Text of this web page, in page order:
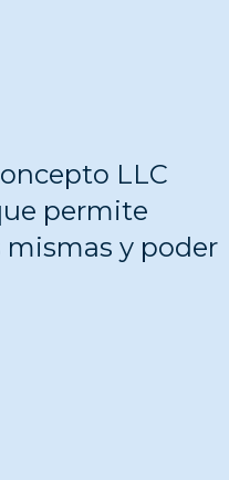
LLC
permite
y poder